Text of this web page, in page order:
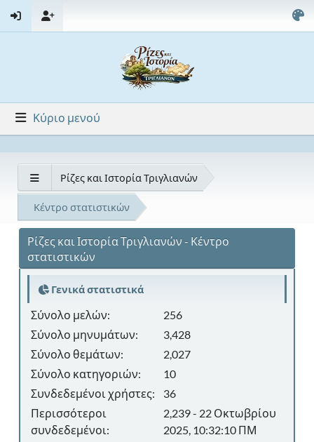
Κύριο μενού
Ρίζες και Ιστορία Τριγλιανών
Κέντρο στατιστικών
Ρίζες και Ιστορία Τριγλιανών - Κέντρο
στατιστικών
Γενικά στατιστικά
Σύνολο μελών:
256
Σύνολο μηνυμάτων:
3,428
Σύνολο θεμάτων:
2,027
Σύνολο κατηγοριών:
10
Συνδεδεμένοι χρήστες:
36
Περισσότεροι
συνδεδεμένοι:
2,239 - 22 Οκτωβρίου
2025, 10:32:10 ΠΜ